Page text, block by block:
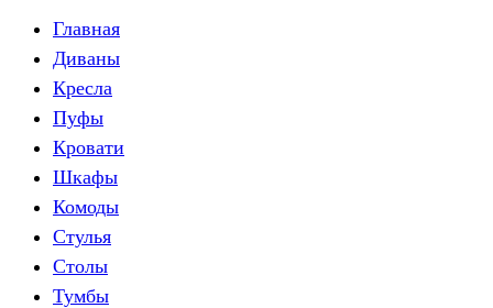
Главная
Диваны
Кресла
Пуфы
Кровати
Шкафы
Комоды
Стулья
Столы
Тумбы